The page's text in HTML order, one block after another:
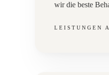
wir die beste
LEISTUNGEN